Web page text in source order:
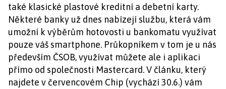
také klasické plastové kreditní a debetní karty.
Některé banky už dnes nabízejí službu, která vám
umožní k výběrům hotovosti u bankomatu využívat
pouze váš smartphone. Průkopníkem v tom je u nás
především ČSOB, využívat můžete ale i aplikaci
přímo od společnosti Mastercard. V článku, který
najdete v červencovém Chip (vychází 30.6.) vám